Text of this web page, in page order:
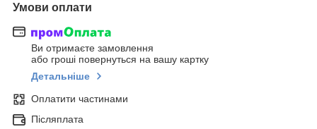
Умови оплати
Ви отримаєте замовлення
або гроші повернуться на вашу картку
Детальніше
Оплатити частинами
Післяплата